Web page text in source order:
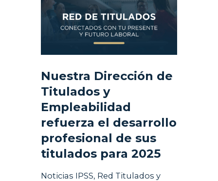
Nuestra Dirección de
Titulados y
Empleabilidad
refuerza el desarrollo
profesional de sus
titulados para 2025
Noticias IPSS, Red Titulados y